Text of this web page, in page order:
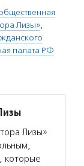
Лизы»,
палата РФ
Лизы»
которые